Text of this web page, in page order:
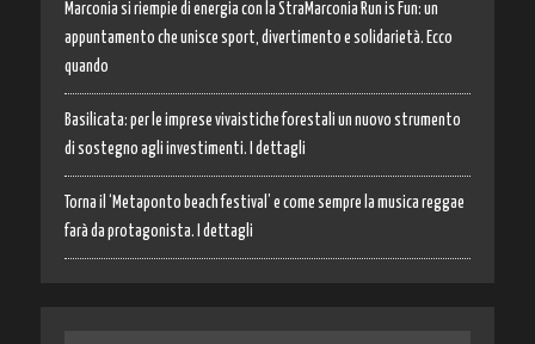
Marconia si riempie di energia con la StraMarconia Run is Fun: un
appuntamento che unisce sport, divertimento e solidarietà. Ecco
quando
Basilicata: per le imprese vivaistiche forestali un nuovo strumento
di sostegno agli investimenti. I dettagli
Torna il ‘Metaponto beach festival’ e come sempre la musica reggae
farà da protagonista. I dettagli